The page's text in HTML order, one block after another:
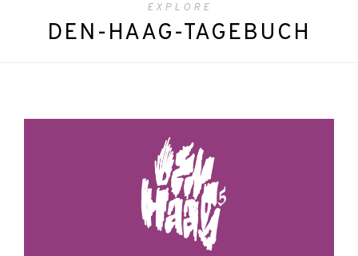
EXPLORE
DEN-HAAG-TAGEBUCH